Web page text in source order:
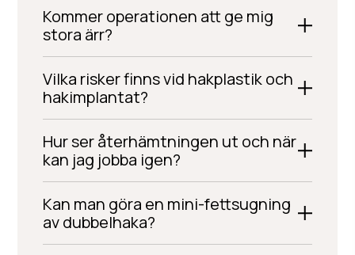
Kommer operationen att ge mig
stora ärr?
Vilka risker finns vid hakplastik och
hakimplantat?
Hur ser återhämtningen ut och när
kan jag jobba igen?
Kan man göra en mini-fettsugning
av dubbelhaka?